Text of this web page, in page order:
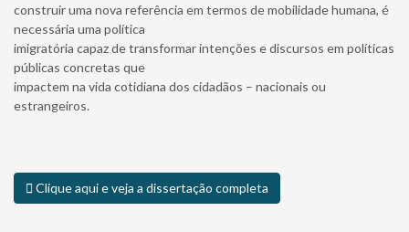
construir uma nova referência em termos de mobilidade humana, é
necessária uma política
imigratória capaz de transformar intenções e discursos em políticas
públicas concretas que
impactem na vida cotidiana dos cidadãos – nacionais ou
estrangeiros.
Clique aqui e veja a dissertação completa